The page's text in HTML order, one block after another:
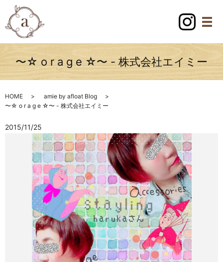
〜☆ o r a g e ☆〜 - 株式会社エイミー
HOME
amie by afloat Blog
〜☆ o r a g e ☆〜 - 株式会社エイミー
2015/11/25